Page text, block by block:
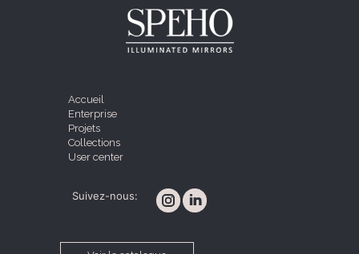
Accueil
Enterprise
Projets
Collections
User center
Suivez-nous: